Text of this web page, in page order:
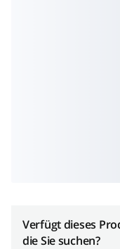
Verfügt dieses
die Sie suchen?